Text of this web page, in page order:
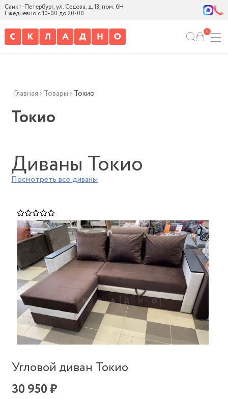
Санкт-Петербург, ул. Седова, д. 13, пом. 6Н
Ежедневно с 10-00 до 20-00
0
Главная › Товары › Токио
Токио
Диваны Токио
Посмотреть вседиваны
Угловой диван Токио
30 950 ₽